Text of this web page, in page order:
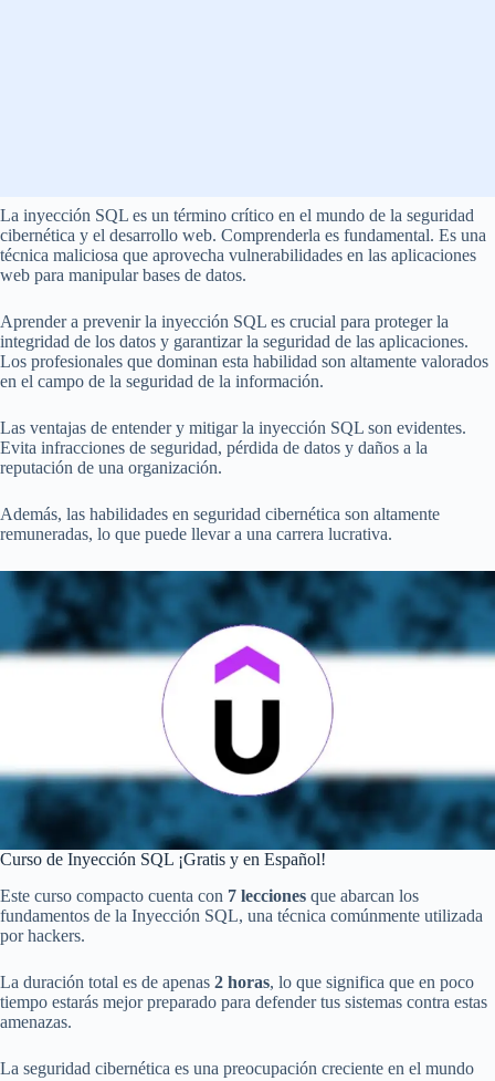
La inyección SQL es un término crítico en el mundo de la seguridad
cibernética y el desarrollo web. Comprenderla es fundamental. Es una
técnica maliciosa que aprovecha vulnerabilidades en las aplicaciones
web para manipular bases de datos.
Aprender a prevenir la inyección SQL es crucial para proteger la
integridad de los datos y garantizar la seguridad de las aplicaciones.
Los profesionales que dominan esta habilidad son altamente valorados
en el campo de la seguridad de la información.
Las ventajas de entender y mitigar la inyección SQL son evidentes.
Evita infracciones de seguridad, pérdida de datos y daños a la
reputación de una organización.
Además, las habilidades en seguridad cibernética son altamente
remuneradas, lo que puede llevar a una carrera lucrativa.
Curso de Inyección SQL ¡Gratis y en Español!
Este curso compacto cuenta con 7 lecciones que abarcan los
fundamentos de la Inyección SQL, una técnica comúnmente utilizada
por hackers.
La duración total es de apenas 2 horas, lo que significa que en poco
tiempo estarás mejor preparado para defender tus sistemas contra estas
amenazas.
La seguridad cibernética es una preocupación creciente en el mundo